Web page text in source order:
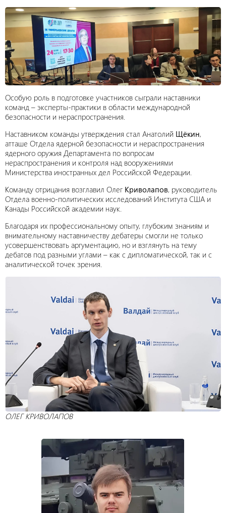
Особую роль в подготовке участников сыграли наставники
команд – эксперты-практики в области международной
безопасности и нераспространения.
Наставником команды утверждения стал Анатолий Щёкин,
атташе Отдела ядерной безопасности и нераспространения
ядерного оружия Департамента по вопросам
нераспространения и контроля над вооружениями
Министерства иностранных дел Российской Федерации.
Команду отрицания возглавил Олег Криволапов, руководитель
Отдела военно-политических исследований Института США и
Канады Российской академии наук.
Благодаря их профессиональному опыту, глубоким знаниям и
внимательному наставничеству дебатеры смогли не только
усовершенствовать аргументацию, но и взглянуть на тему
дебатов под разными углами – как с дипломатической, так и с
аналитической точек зрения.
ОЛЕГ КРИВОЛАПОВ